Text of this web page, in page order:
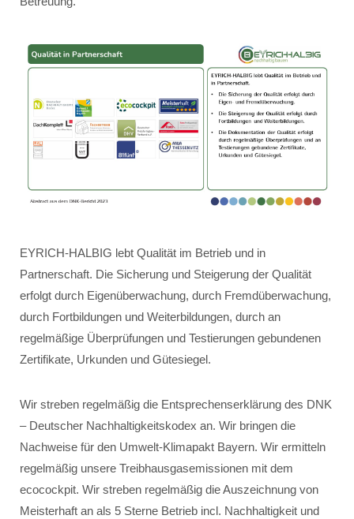
EYRICH-HALBIG lebt Qualität im Betrieb und in
Partnerschaft. Die Sicherung und Steigerung der Qualität
erfolgt durch Eigenüberwachung, durch Fremdüberwachung,
durch Fortbildungen und Weiterbildungen, durch an
regelmäßige Überprüfungen und Testierungen gebundenen
Zertifikate, Urkunden und Gütesiegel.
Wir streben regelmäßig die Entsprechenserklärung des DNK
– Deutscher Nachhaltigkeitskodex an. Wir bringen die
Nachweise für den Umwelt-Klimapakt Bayern. Wir ermitteln
regelmäßig unsere Treibhausgasemissionen mit dem
ecocockpit. Wir streben regelmäßig die Auszeichnung von
Meisterhaft an als 5 Sterne Betrieb incl. Nachhaltigkeit und